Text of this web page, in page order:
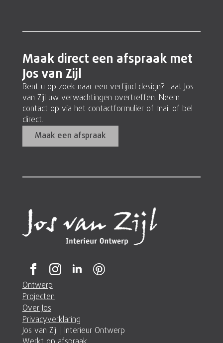
Maak direct een afspraak met
Jos van Zijl
Bent u op zoek naar een verfijnd design? Laat Jos
van Zijl uw verwachtingen overtreffen. Neem
contact op via het contactformulier of mail of bel
direct.
Maak een afspraak
Ontwerp
Projecten
Over Jos
Privacyverklaring
Jos van Zijl | Interieur Ontwerp